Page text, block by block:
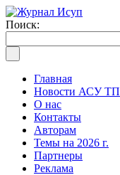
Поиск:
Главная
Новости АСУ ТП
О нас
Контакты
Авторам
Темы на 2026 г.
Партнеры
Реклама